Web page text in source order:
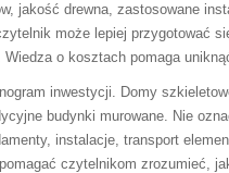
jakość drewna, zastosowane
może lepiej przygotować
Wiedza o kosztach pomaga
inwestycji. Domy
budynki murowane. Nie
instalacje, transport
czytelnikom zrozumieć,